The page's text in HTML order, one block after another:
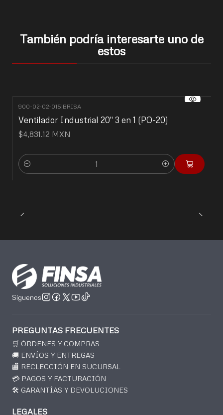
También podría interesarte uno de
estos
900-02-02-015|BRISA
Ventilador Industrial 20" 3 en 1 (PO-20)
$4,831.12 MXN
Cantidad
Síguenos
PREGUNTAS FRECUENTES
🛒 ÓRDENES Y COMPRAS
🚚 ENVÍOS Y ENTREGAS
🏬 RECLECCIÓN EN SUCURSAL
💳 PAGOS Y FACTURACIÓN
🛠️ GARANTÍAS Y DEVOLUCIONES
LEGALES